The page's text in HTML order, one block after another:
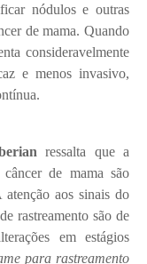
nódulos e outras
de mama. Quando
consideravelmente
e menos invasivo,
ressalta que a
de mama são
aos sinais do
rastreamento são de
em estágios
para rastreamento